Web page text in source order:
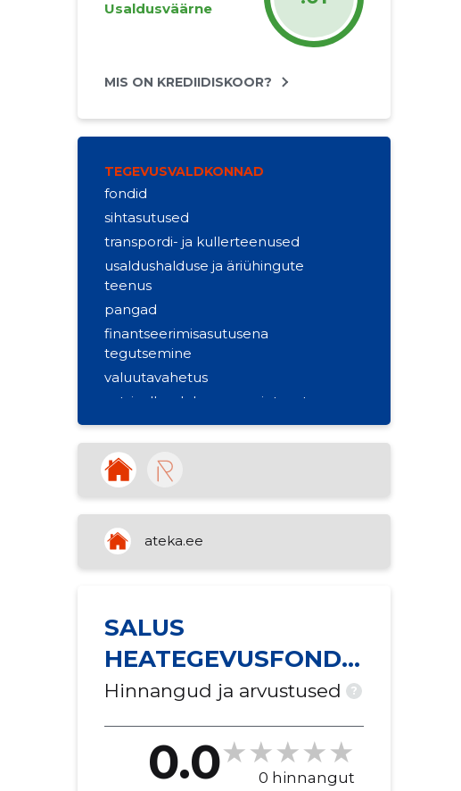
Usaldusväärne
MIS ON KREDIIDISKOOR?
TEGEVUSVALDKONNAD
fondid
sihtasutused
transpordi- ja kullerteenused
usaldushalduse ja äriühingute
teenus
pangad
finantseerimisasutusena
tegutsemine
valuutavahetus
sotsiaalhoolekanne majutuseta
kinnisvarabüroode tegevus
kinnisvara rentimine
ateka.ee
SALUS
HEATEGEVUSFOND
MTÜ
Hinnangud ja arvustused ?
0.0 0 hinnangut